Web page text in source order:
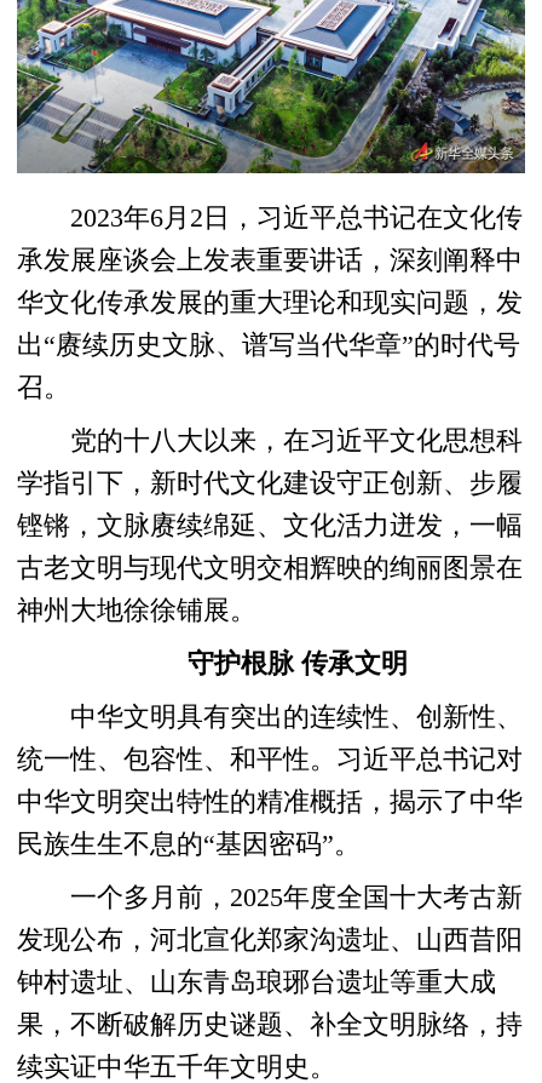
2023年6月2日，习近平总书记在文化传
承发展座谈会上发表重要讲话，深刻阐释中
华文化传承发展的重大理论和现实问题，发
出“赓续历史文脉、谱写当代华章”的时代号
召。
党的十八大以来，在习近平文化思想科
学指引下，新时代文化建设守正创新、步履
铿锵，文脉赓续绵延、文化活力迸发，一幅
古老文明与现代文明交相辉映的绚丽图景在
神州大地徐徐铺展。
守护根脉 传承文明
中华文明具有突出的连续性、创新性、
统一性、包容性、和平性。习近平总书记对
中华文明突出特性的精准概括，揭示了中华
民族生生不息的“基因密码”。
一个多月前，2025年度全国十大考古新
发现公布，河北宣化郑家沟遗址、山西昔阳
钟村遗址、山东青岛琅琊台遗址等重大成
果，不断破解历史谜题、补全文明脉络，持
续实证中华五千年文明史。